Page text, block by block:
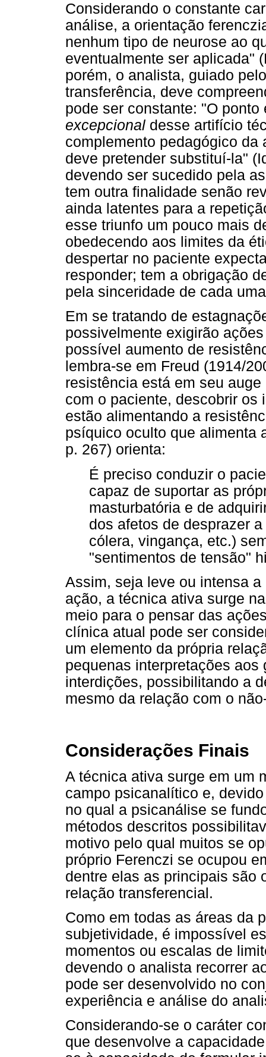
Considerando o constante
análise, a orientação
nenhum tipo de neurose ao
eventualmente ser aplicada"
porém, o analista, guiado
transferência, deve
pode ser constante: "O
excepcional desse artifício
complemento pedagógico
deve pretender substituí-la"
devendo ser sucedido pela
tem outra finalidade senão
ainda latentes para a
esse triunfo um pouco mais
obedecendo aos limites da
despertar no paciente
responder; tem a obrigação
pela sinceridade de cada
Em se tratando de
possivelmente exigirão
possível aumento de
lembra-se em Freud (1914/
resistência está em seu
com o paciente, descobrir os
estão alimentando a
psíquico oculto que alimenta
p. 267) orienta:
É preciso conduzir o
capaz de suportar as
masturbatória e de
dos afetos de desprazer
cólera, vingança, etc.)
"sentimentos de tensão"
Assim, seja leve ou intensa
ação, a técnica ativa surge
meio para o pensar das
clínica atual pode ser
um elemento da própria
pequenas interpretações
interdições, possibilitando a
mesmo da relação com o
Considerações Finais
A técnica ativa surge em um
campo psicanalítico e,
no qual a psicanálise se
métodos descritos
motivo pelo qual muitos se
próprio Ferenczi se ocupou
dentre elas as principais são
relação transferencial.
Como em todas as áreas da
subjetividade, é impossível
momentos ou escalas de
devendo o analista recorrer
pode ser desenvolvido no
experiência e análise do
Considerando-se o caráter
que desenvolve a